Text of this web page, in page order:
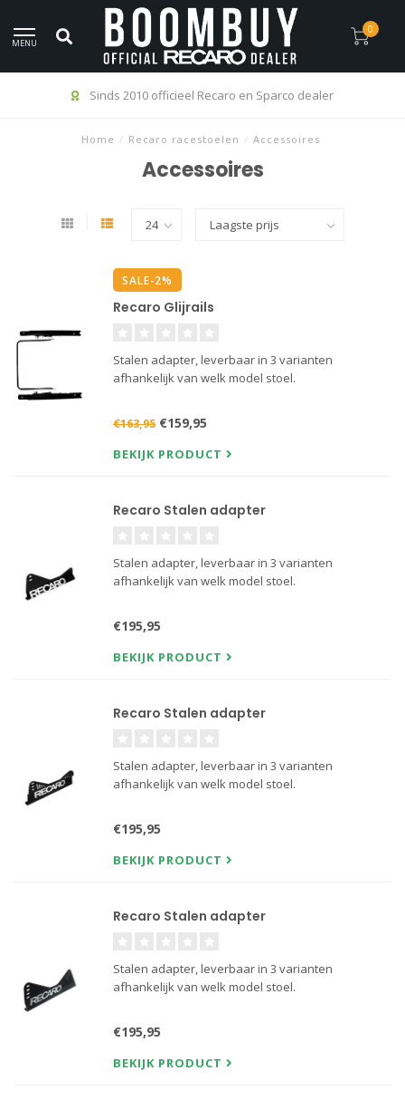
MENU
0
Sinds 2010 officieel Recaro en Sparco dealer
Home / Recaro racestoelen / Accessoires
Accessoires
SALE-2%
Recaro Glijrails
Stalen adapter, leverbaar in 3 varianten
afhankelijk van welk model stoel.
€163,95 €159,95
BEKIJK PRODUCT
Recaro Stalen adapter
Stalen adapter, leverbaar in 3 varianten
afhankelijk van welk model stoel.
€195,95
BEKIJK PRODUCT
Recaro Stalen adapter
Stalen adapter, leverbaar in 3 varianten
afhankelijk van welk model stoel.
€195,95
BEKIJK PRODUCT
Recaro Stalen adapter
Stalen adapter, leverbaar in 3 varianten
afhankelijk van welk model stoel.
€195,95
BEKIJK PRODUCT